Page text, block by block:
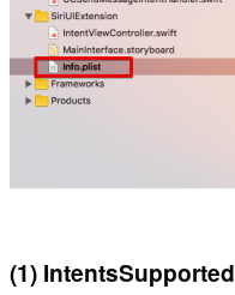
(1) IntentsSupported